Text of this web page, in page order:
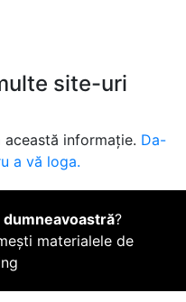
site-uri
informație. Da-
a vă loga.
dumneavoastră?
materialele de